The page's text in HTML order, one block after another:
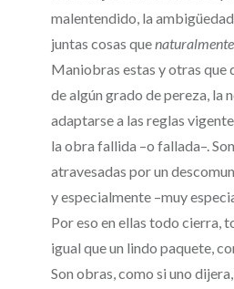
malentendido, la
juntas cosas quenaturalmente
Maniobras estas y otras que
de algún grado de pereza, la
adaptarse a las reglas
la obra fallida –o fallada–.
atravesadas por un
y especialmente –muy
Por eso en ellas todo cierra,
igual que un lindo paquete,
Son obras, como si uno